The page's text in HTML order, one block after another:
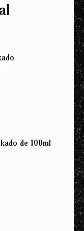
de 100ml